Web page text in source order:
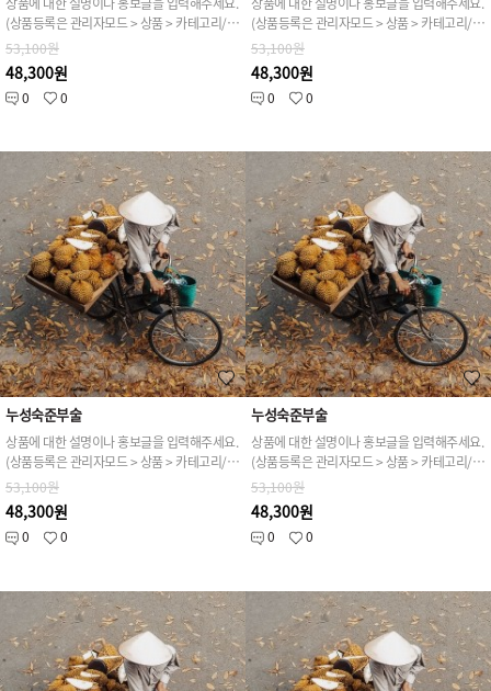
(상품등록은 관리자모드 > 상품 > 카테고리/상품관리 > 상품등록 가능)
53,100원
48,300원
0 0
(상품등록은 관리자모드 > 상품 > 카테고리/상품관리 > 상품등록 가능)
53,100원
48,300원
0 0
누성숙준부술
상품에 대한 설명이나 홍보글을 입력해주세요.
(상품등록은 관리자모드 > 상품 > 카테고리/상품관리 > 상품등록 가능)
53,100원
48,300원
0 0
누성숙준부술
상품에 대한 설명이나 홍보글을 입력해주세요.
(상품등록은 관리자모드 > 상품 > 카테고리/상품관리 > 상품등록 가능)
53,100원
48,300원
0 0